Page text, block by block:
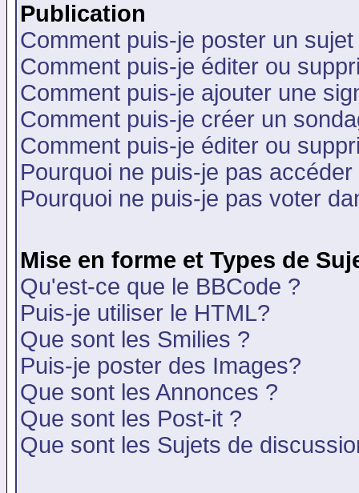
Publication
Comment puis-je poster un
Comment puis-je éditer ou
Comment puis-je ajouter une
Comment puis-je créer un
Comment puis-je éditer ou
Pourquoi ne puis-je pas
Pourquoi ne puis-je pas voter
Mise en forme et Types de
Qu'est-ce que le BBCode ?
Puis-je utiliser le HTML?
Que sont les Smilies ?
Puis-je poster des Images?
Que sont les Annonces ?
Que sont les Post-it ?
Que sont les Sujets de